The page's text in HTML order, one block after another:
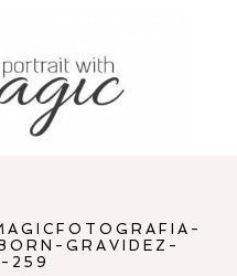
GRAVIDEZ-
259